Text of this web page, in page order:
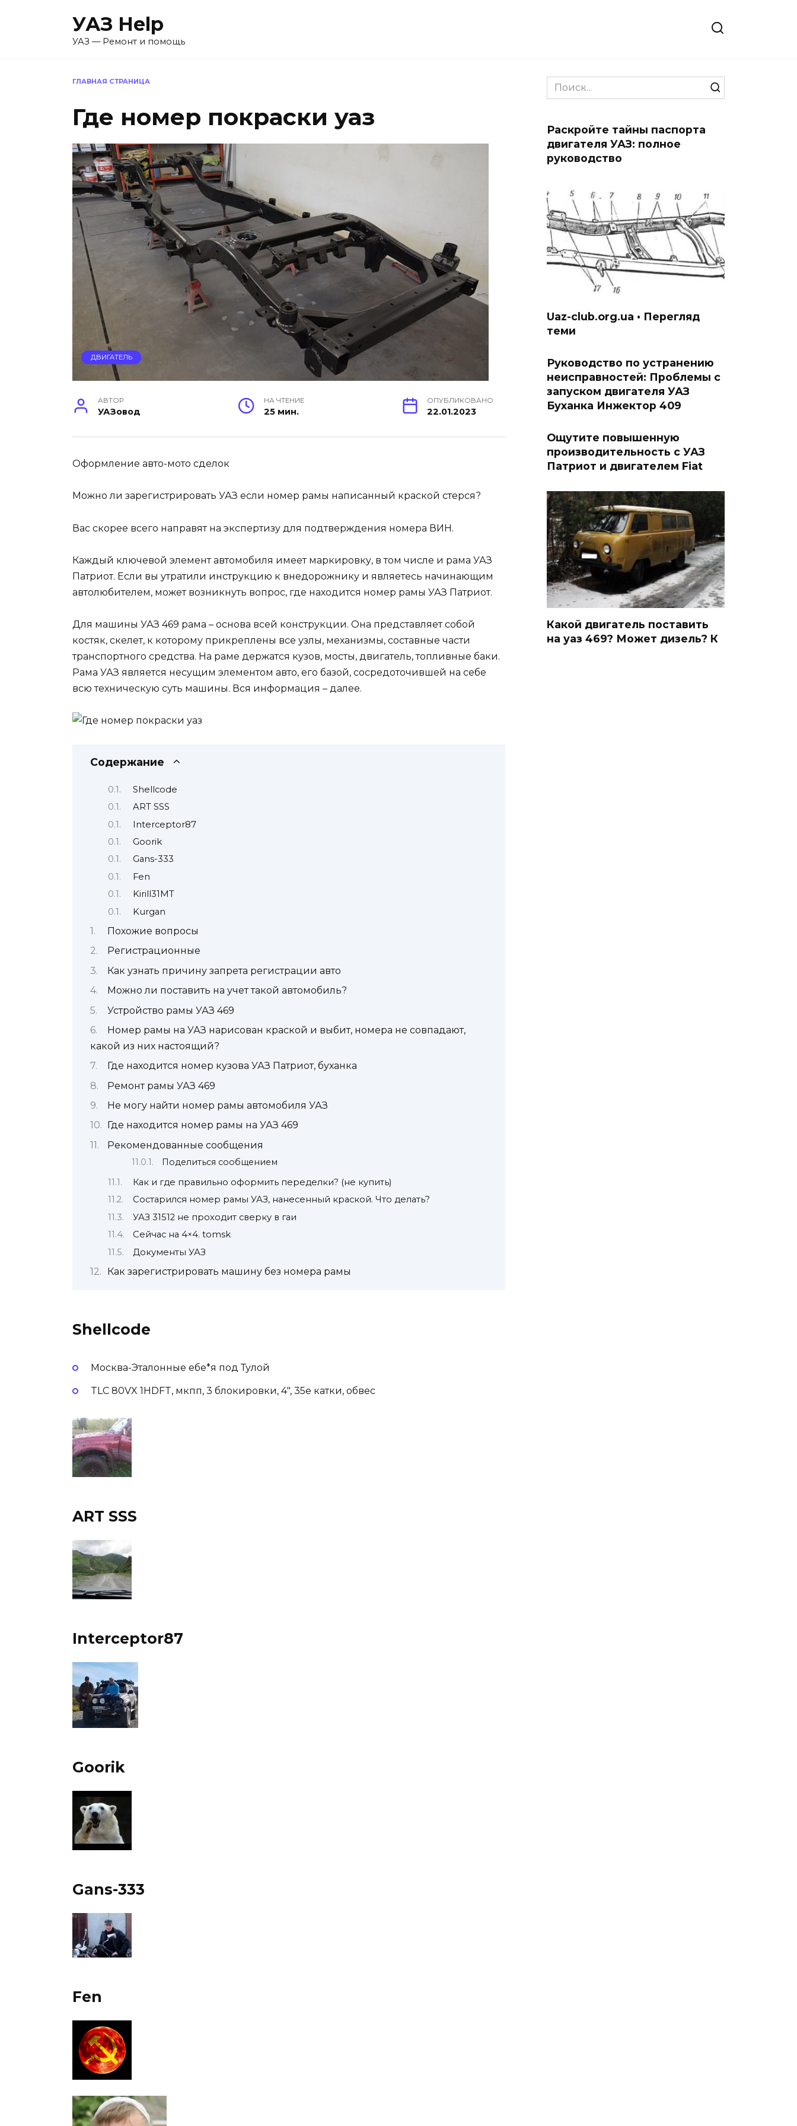
УАЗ Help
УАЗ — Ремонт и помощь
ГЛАВНАЯ СТРАНИЦА
Где номер покраски уаз
ДВИГАТЕЛЬ
АВТОР
УАЗовод
НА ЧТЕНИЕ
25 мин.
ОПУБЛИКОВАНО
22.01.2023
Оформление авто-мото сделок
Можно ли зарегистрировать УАЗ если номер рамы написанный краской стерся?
Вас скорее всего направят на экспертизу для подтверждения номера ВИН.
Каждый ключевой элемент автомобиля имеет маркировку, в том числе и рама УАЗ
Патриот. Если вы утратили инструкцию к внедорожнику и являетесь начинающим
автолюбителем, может возникнуть вопрос, где находится номер рамы УАЗ Патриот.
Для машины УАЗ 469 рама – основа всей конструкции. Она представляет собой
костяк, скелет, к которому прикреплены все узлы, механизмы, составные части
транспортного средства. На раме держатся кузов, мосты, двигатель, топливные баки.
Рама УАЗ является несущим элементом авто, его базой, сосредоточившей на себе
всю техническую суть машины. Вся информация – далее.
Содержание
Shellcode
ART SSS
Interceptor87
Goorik
Gans-333
Fen
Kirill31MT
Kurgan
Похожие вопросы
Регистрационные
Как узнать причину запрета регистрации авто
Можно ли поставить на учет такой автомобиль?
Устройство рамы УАЗ 469
Номер рамы на УАЗ нарисован краской и выбит, номера не совпадают,
какой из них настоящий?
Где находится номер кузова УАЗ Патриот, буханка
Ремонт рамы УАЗ 469
Не могу найти номер рамы автомобиля УАЗ
Где находится номер рамы на УАЗ 469
Рекомендованные сообщения
Поделиться сообщением
Как и где правильно оформить переделки? (не купить)
Состарился номер рамы УАЗ, нанесенный краской. Что делать?
УАЗ 31512 не проходит сверку в гаи
Сейчас на 4×4. tomsk
Документы УАЗ
Как зарегистрировать машину без номера рамы
Shellcode
Москва-Эталонные ебе*я под Тулой
TLC 80VX 1HDFT, мкпп, 3 блокировки, 4″, 35е катки, обвес
ART SSS
Interceptor87
Goorik
Gans-333
Fen
Search
for:
Раскройте тайны паспорта
двигателя УАЗ: полное
руководство
Uaz-club.org.ua • Перегляд
теми
Руководство по устранению
неисправностей: Проблемы с
запуском двигателя УАЗ
Буханка Инжектор 409
Ощутите повышенную
производительность с УАЗ
Патриот и двигателем Fiat
Какой двигатель поставить
на уаз 469? Может дизель? К